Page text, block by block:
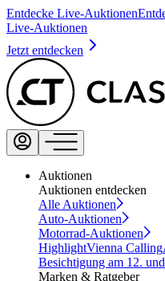
Entdecke Live-Auktionen
Live-Auktionen
Jetzt entdecken
Auktionen
Auktionen entdecken
Alle Auktionen
Auto-Auktionen
Motorrad-Auktionen
HighlightVienna Calling
Besichtigung am 12.
Marken & Ratgeber